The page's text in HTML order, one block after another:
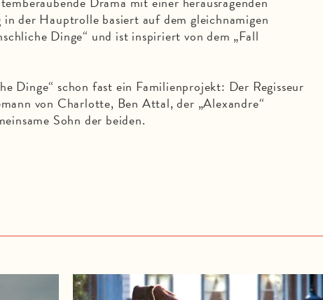
der Hauptrolle basiert auf dem gleichnamigen
Dinge“ und ist inspiriert von dem „Fall
Dinge“ schon fast ein Familienprojekt: Der Regisseur
von Charlotte, Ben Attal, der „Alexandre“
Sohn der beiden.